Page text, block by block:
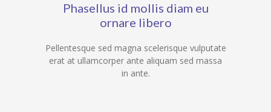
Phasellus id mollis diam eu
ornare libero
Pellentesque sed magna scelerisque vulputate
erat at ullamcorper ante aliquam sed massa
in ante.